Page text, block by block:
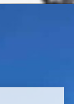
วงจร รถสวย